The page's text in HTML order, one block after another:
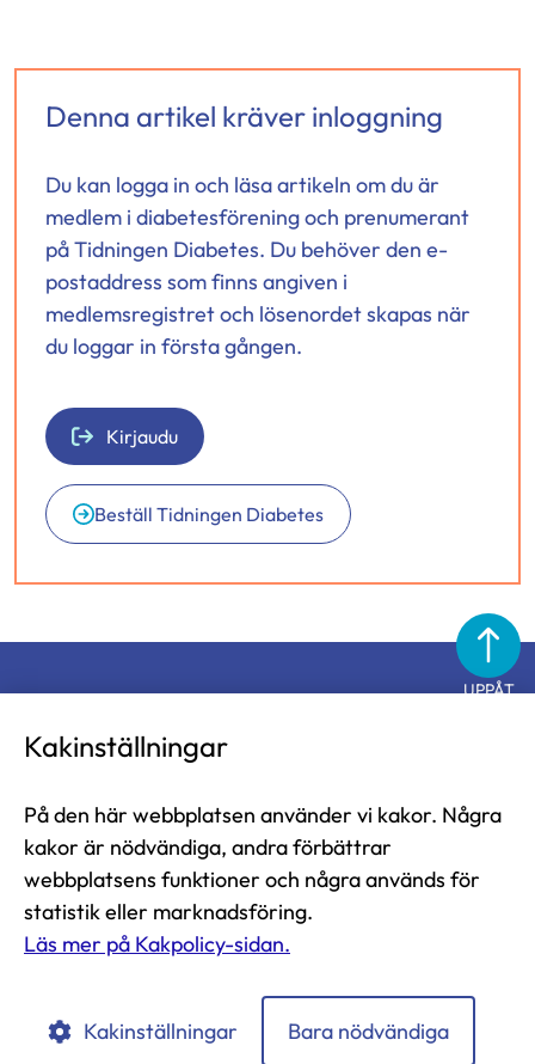
Denna artikel kräver inloggning
Du kan logga in och läsa artikeln om du är
medlem i diabetesförening och prenumerant
på Tidningen Diabetes. Du behöver den e-
postaddress som finns angiven i
medlemsregistret och lösenordet skapas när
du loggar in första gången.
Kirjaudu
Beställ Tidningen Diabetes
UPPÅT
Diabetesförbundet i Finland rf
Näsilinnankatu 26
33200 Tammerfors
tfn 03-2860 111 (mån-fre 9-13)
Kakinställningar
På den här webbplatsen använder vi kakor. Några
kakor är nödvändiga, andra förbättrar
webbplatsens funktioner och några används för
statistik eller marknadsföring.
Läs mer på Kakpolicy-sidan.
Kakinställningar Bara nödvändiga